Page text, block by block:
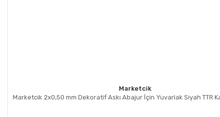
Marketcik
Marketcik 2x0,50 mm Dekoratif Askı Abajur İçin Yuvarlak Siyah TTR